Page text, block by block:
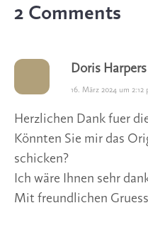
2 Comments
Doris Harpers
16. März 2024 um 2:12
Herzlichen Dank fuer
Könnten Sie mir das
schicken?
Ich wäre Ihnen sehr
Mit freundlichen